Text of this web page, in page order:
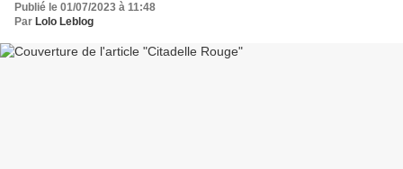
Publié le 01/07/2023 à 11:48
Par Lolo Leblog